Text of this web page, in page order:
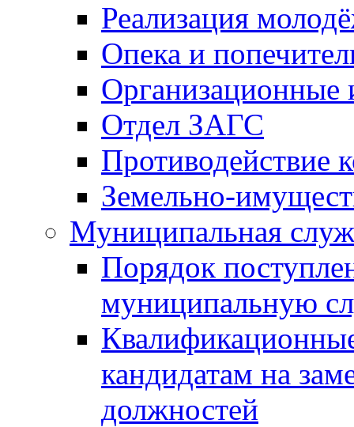
Реализация
Опека и
Отдел ЗАГС
Противодействие
Земельно-
Муниципальная
Порядок
муниципальную
кандидатам на
должностей